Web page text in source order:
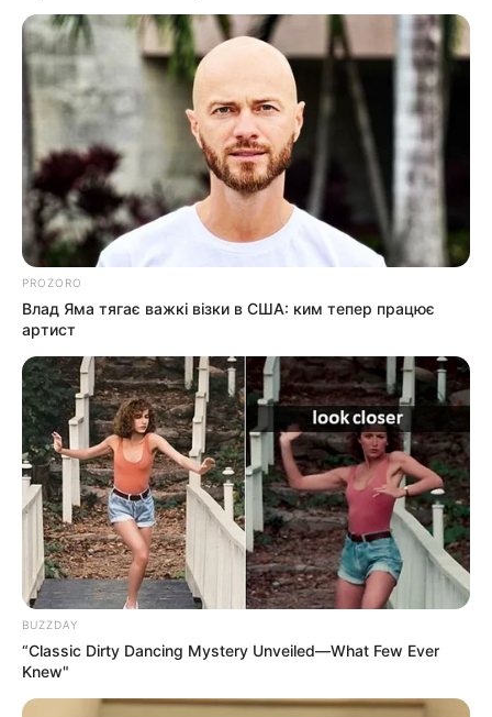
PROZORO
Влад Яма тягає важкі візки в США: ким тепер працює
артист
BUZZDAY
“Classic Dirty Dancing Mystery Unveiled—What Few Ever
Knew"